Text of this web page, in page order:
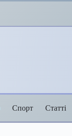
Спорт Статті